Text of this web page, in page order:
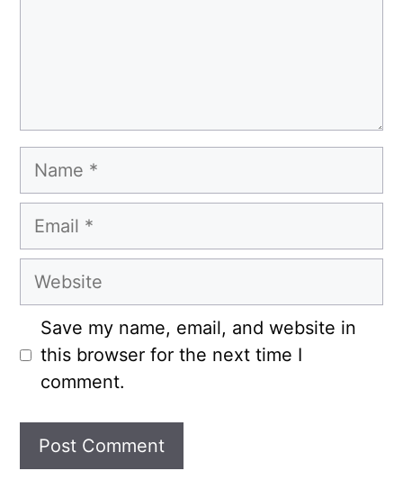
Name
Email
Website
Save my name, email, and website in
this browser for the next time I
comment.